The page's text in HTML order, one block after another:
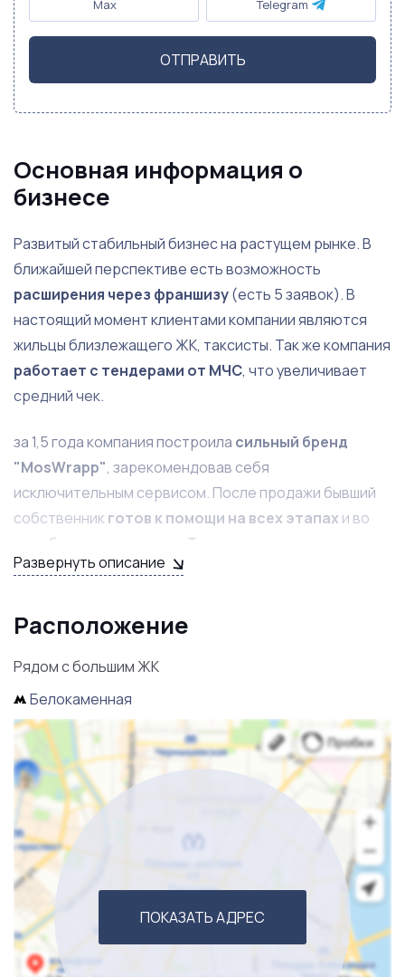
Max Telegram
ОТПРАВИТЬ
Основная информация о
бизнесе
Развитый стабильный бизнес на растущем рынке. В
ближайшей перспективе есть возможность
расширения через франшизу(есть 5 заявок). В
настоящий момент клиентами компании являются
жильцы близлежащего ЖК, таксисты. Так же компания
работает с тендерами от МЧС, что увеличивает
средний чек.
за 1,5 года компания построила сильный бренд
"MosWrapp", зарекомендовав себя
исключительным сервисом. После продажи бывший
собственникготов к помощи на всех этапах и во
всех бизнес-процессах. Так же,
бизнесана несколько лет вперед.
Развернуть описание
Расположение
Рядом с большим ЖК
Белокаменная
ПОКАЗАТЬ АДРЕС